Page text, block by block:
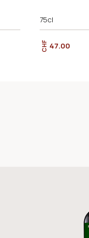
75cl
CHF 47.00